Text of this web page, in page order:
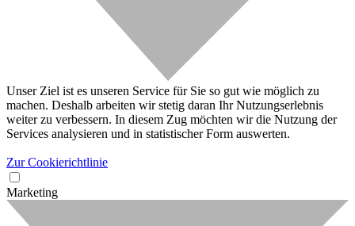
Unser Ziel ist es unseren Service für Sie so gut wie möglich zu
machen. Deshalb arbeiten wir stetig daran Ihr Nutzungserlebnis
weiter zu verbessern. In diesem Zug möchten wir die Nutzung der
Services analysieren und in statistischer Form auswerten.
Zur Cookierichtlinie
Marketing